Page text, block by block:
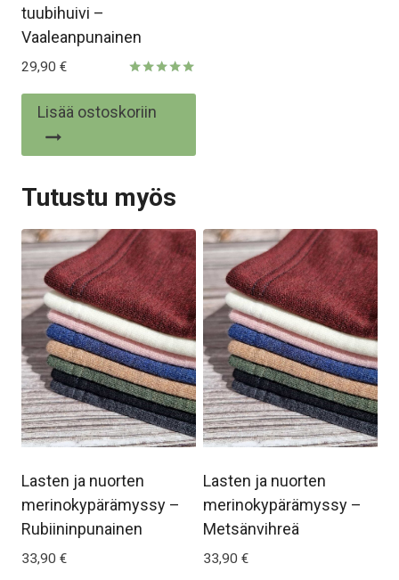
tuubihuivi –
Vaaleanpunainen
5.00
29,90 €
Lisää ostoskoriin
Tutustu myös
Lasten ja nuorten
merinokypärämyssy –
Rubiininpunainen
33,90 €
Lasten ja nuorten
merinokypärämyssy –
Metsänvihreä
33,90 €